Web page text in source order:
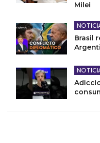
Milei
Brasil